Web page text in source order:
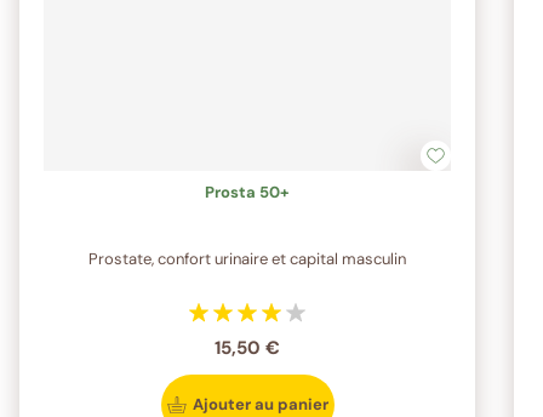
Prosta 50+
Prostate, confort urinaire et capital masculin
15,50 €
Ajouter au panier